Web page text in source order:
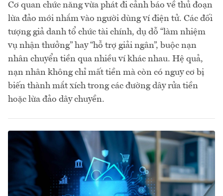
Cơ quan chức năng vừa phát đi cảnh báo về thủ đoạn
lừa đảo mới nhắm vào người dùng ví điện tử. Các đối
tượng giả danh tổ chức tài chính, dụ dỗ “làm nhiệm
vụ nhận thưởng” hay “hỗ trợ giải ngân”, buộc nạn
nhân chuyển tiền qua nhiều ví khác nhau. Hệ quả,
nạn nhân không chỉ mất tiền mà còn có nguy cơ bị
biến thành mắt xích trong các đường dây rửa tiền
hoặc lừa đảo dây chuyền.